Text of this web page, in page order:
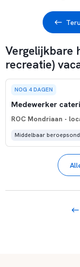
Vergelijkbare
recreatie)
NOG 4 DAGEN
Medewerker
ROC Mondriaan -
Middelbaar